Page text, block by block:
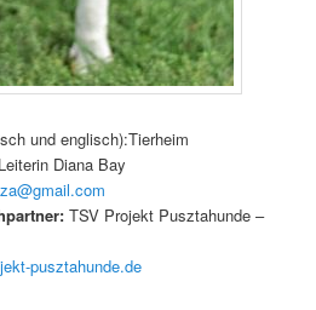
und englisch):Tierheim
Diana Bay
TSV Projekt Pusztahunde –
pusztahunde.de